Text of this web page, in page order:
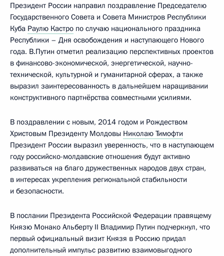
Президент России направил поздравление Председателю
Государственного Совета и Совета Министров Республики
Куба Раулю Кастро по случаю национального праздника
Республики – Дня освобождения и наступающего Нового
года. В.Путин отметил реализацию перспективных проектов
в финансово-экономической, энергетической, научно-
технической, культурной и гуманитарной сферах, а также
выразил заинтересованность в дальнейшем наращивании
конструктивного партнёрства совместными усилиями.
В поздравлении с новым, 2014 годом и Рождеством
Христовым Президенту Молдовы Николаю Тимофти
Президент России выразил уверенность, что в наступающем
году российско-молдавские отношения будут активно
развиваться на благо дружественных народов двух стран,
в интересах укрепления региональной стабильности
и безопасности.
В послании Президента Российской Федерации правящему
Князю Монако Альберту II Владимир Путин подчеркнул, что
первый официальный визит Князя в Россию придал
дополнительный импульс развитию взаимовыгодного